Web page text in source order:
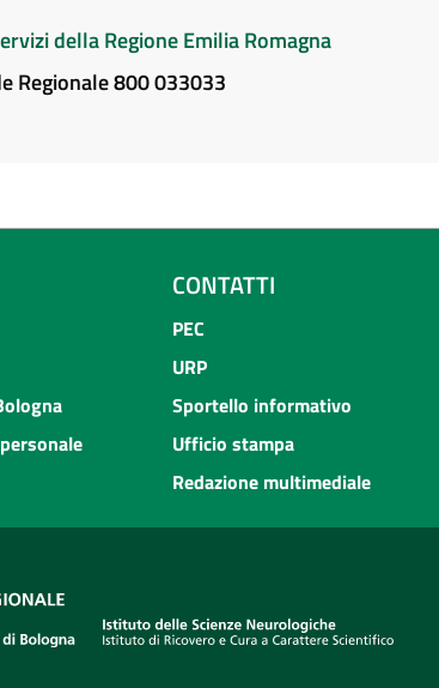
della Regione Emilia Romagna
Regionale 800 033033
CONTATTI
PEC
URP
Sportello informativo
Ufficio stampa
Redazione multimediale